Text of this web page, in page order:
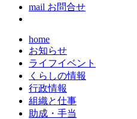
mail お問合せ
home
お知らせ
ライフイベント
くらしの情報
行政情報
組織と仕事
助成・手当